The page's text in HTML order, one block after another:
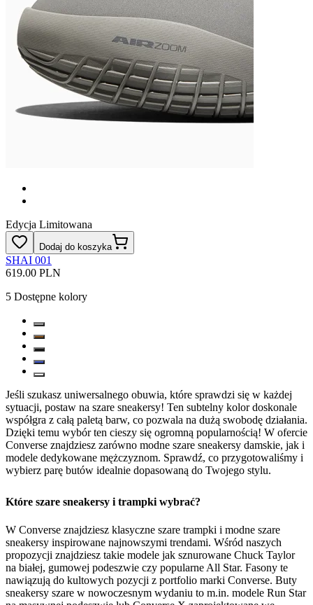
Edycja Limitowana
Dodaj do koszyka
SHAI 001
619.00 PLN
5 Dostępne kolory
Jeśli szukasz uniwersalnego obuwia, które sprawdzi się w każdej
sytuacji, postaw na szare sneakersy! Ten subtelny kolor doskonale
współgra z całą paletą barw, co pozwala na dużą swobodę działania.
Dzięki temu wybór ten cieszy się ogromną popularnością! W ofercie
Converse znajdziesz zarówno modne szare sneakersy damskie, jak i
modele dedykowane mężczyznom. Sprawdź, co przygotowaliśmy i
wybierz parę butów idealnie dopasowaną do Twojego stylu.
Które szare sneakersy i trampki wybrać?
W Converse znajdziesz klasyczne szare trampki i modne szare
sneakersy inspirowane najnowszymi trendami. Wśród naszych
propozycji znajdziesz takie modele jak sznurowane Chuck Taylor
na białej, gumowej podeszwie czy popularne All Star. Fasony te
nawiązują do kultowych pozycji z portfolio marki Converse. Buty
sneakersy szare w nowoczesnym wydaniu to m.in. modele Run Star